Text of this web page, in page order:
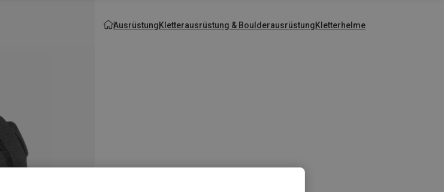
AusrüstungKletterausrüstung & BoulderausrüstungKletterhelme